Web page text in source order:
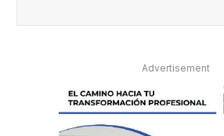
Advertisement